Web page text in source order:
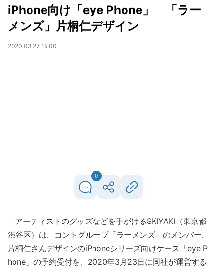
iPhone向け「eye Phone」 「ラー
メンズ」片桐仁デザイン
2020.03.27 15:00
0
アーティストのグッズなどを手がけるSKIYAKI（東京都
渋谷区）は、コントグループ「ラーメンズ」のメンバー、
片桐仁さんデザインのiPhoneシリーズ向けケース「eye P
hone」の予約受付を、2020年3月23日に同社が運営する